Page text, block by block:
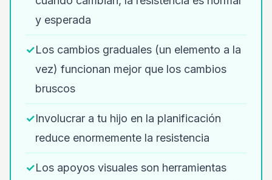
y esperada
✓Los cambios graduales (un elemento a la
vez) funcionan mejor que los cambios
bruscos
✓Involucrar a tu hijo en la planificación
reduce enormemente la resistencia
✓Los apoyos visuales son herramientas